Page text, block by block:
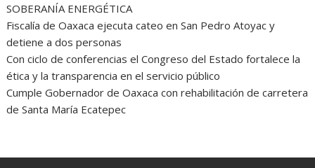
SOBERANÍA ENERGÉTICA
Fiscalía de Oaxaca ejecuta cateo en San Pedro Atoyac y
detiene a dos personas
Con ciclo de conferencias el Congreso del Estado fortalece la
ética y la transparencia en el servicio público
Cumple Gobernador de Oaxaca con rehabilitación de carretera
de Santa María Ecatepec